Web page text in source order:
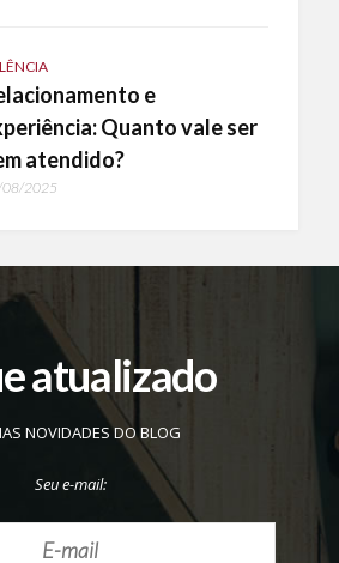
e
Quanto vale ser
atendido?
2025
atualizado
NOVIDADES DO BLOG
Seu e-mail: